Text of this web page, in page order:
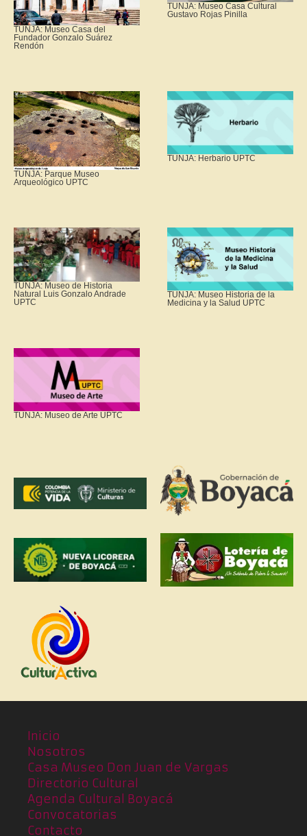
TUNJA: Museo Casa del
Fundador Gonzalo Suárez
Rendón
TUNJA: Museo Casa Cultural
Gustavo Rojas Pinilla
TUNJA: Parque Museo
Arqueológico UPTC
TUNJA: Herbario UPTC
TUNJA: Museo de Historia
Natural Luis Gonzalo Andrade
UPTC
TUNJA: Museo Historia de la
Medicina y la Salud UPTC
TUNJA: Museo de Arte UPTC
Inicio
Nosotros
Casa Museo Don Juan de Vargas
Directorio Cultural
Agenda Cultural Boyacá
Convocatorias
Contacto